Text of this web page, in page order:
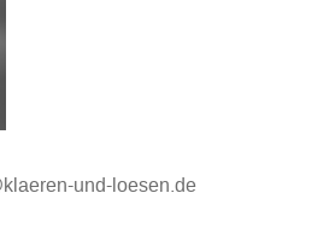
und-loesen.de